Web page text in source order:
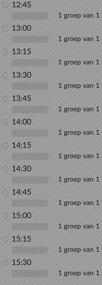
12:45
1 groep van 1
13:00
1 groep van 1
13:15
1 groep van 1
13:30
1 groep van 1
13:45
1 groep van 1
14:00
1 groep van 1
14:15
1 groep van 1
14:30
1 groep van 1
14:45
1 groep van 1
15:00
1 groep van 1
15:15
1 groep van 1
15:30
1 groep van 1